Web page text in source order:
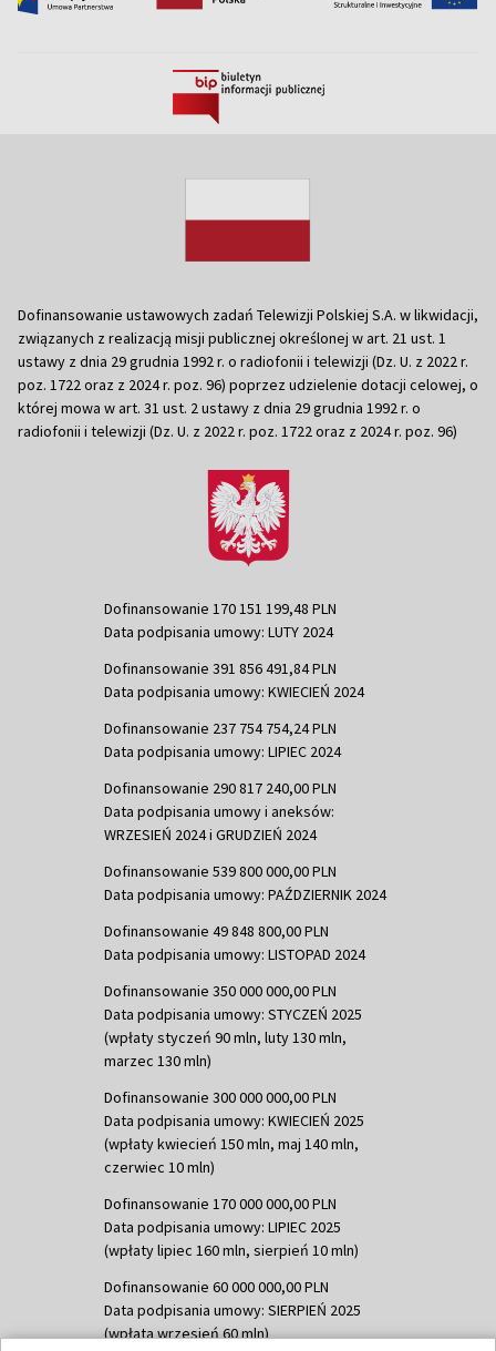
Dofinansowanie ustawowych zadań Telewizji Polskiej S.A. w likwidacji,
związanych z realizacją misji publicznej określonej w art. 21 ust. 1
ustawy z dnia 29 grudnia 1992 r. o radiofonii i telewizji (Dz. U. z 2022 r.
poz. 1722 oraz z 2024 r. poz. 96) poprzez udzielenie dotacji celowej, o
której mowa w art. 31 ust. 2 ustawy z dnia 29 grudnia 1992 r. o
radiofonii i telewizji (Dz. U. z 2022 r. poz. 1722 oraz z 2024 r. poz. 96)
Dofinansowanie 170 151 199,48 PLN
Data podpisania umowy: LUTY 2024
Dofinansowanie 391 856 491,84 PLN
Data podpisania umowy: KWIECIEŃ 2024
Dofinansowanie 237 754 754,24 PLN
Data podpisania umowy: LIPIEC 2024
Dofinansowanie 290 817 240,00 PLN
Data podpisania umowy i aneksów:
WRZESIEŃ 2024 i GRUDZIEŃ 2024
Dofinansowanie 539 800 000,00 PLN
Data podpisania umowy: PAŹDZIERNIK 2024
Dofinansowanie 49 848 800,00 PLN
Data podpisania umowy: LISTOPAD 2024
Dofinansowanie 350 000 000,00 PLN
Data podpisania umowy: STYCZEŃ 2025
(wpłaty styczeń 90 mln, luty 130 mln,
marzec 130 mln)
Dofinansowanie 300 000 000,00 PLN
Data podpisania umowy: KWIECIEŃ 2025
(wpłaty kwiecień 150 mln, maj 140 mln,
czerwiec 10 mln)
Dofinansowanie 170 000 000,00 PLN
Data podpisania umowy: LIPIEC 2025
(wpłaty lipiec 160 mln, sierpień 10 mln)
Dofinansowanie 60 000 000,00 PLN
Data podpisania umowy: SIERPIEŃ 2025
(wpłata wrzesień 60 mln)